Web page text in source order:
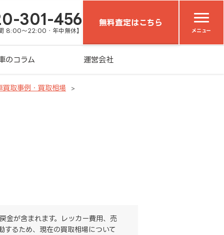
301-456
8:00～22:00・年中無休】
無料査定はこちら
メニュー
のコラム 運営会社
買取事例・買取相場
金が含まれます。レッカー費用、売
するため、現在の買取相場について